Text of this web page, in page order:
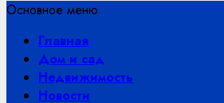
Основное меню
Главная
Дом и сад
Недвижимость
Новости